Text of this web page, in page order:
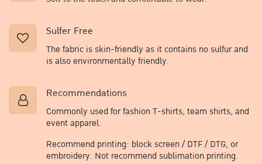
Sulfer Free
The fabric is skin-friendly as it contains no sulfur and
is also environmentally friendly.​
Recommendations​
Commonly used for fashion T-shirts, team shirts, and
event apparel.
Recommend printing: block screen / DTF / DTG, or
embroidery. Not recommend sublimation printing.